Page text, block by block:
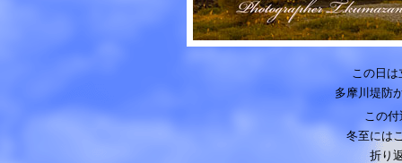
この日
多摩川堤防
この
冬至には
折り